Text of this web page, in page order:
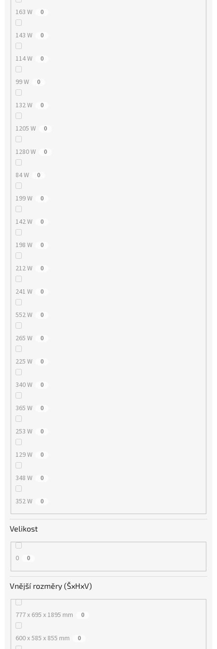
163 W 0
143 W 0
114 W 0
99 W 0
132 W 0
1205 W 0
1280 W 0
84 W 0
199 W 0
142 W 0
198 W 0
212 W 0
241 W 0
552 W 0
265 W 0
225 W 0
340 W 0
365 W 0
253 W 0
129 W 0
348 W 0
352 W 0
Velikost
0 0
Vnější rozměry (ŠxHxV)
777 x 695 x 1895 mm 0
600 x 585 x 855 mm 0